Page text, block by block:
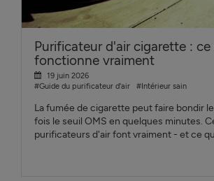
Purificateur d'air cigarette : ce
fonctionne vraiment
19 juin 2026
#Guide du purificateur d'air
#Intérieur sain
La fumée de cigarette peut faire bondir
fois le seuil OMS en quelques minutes.
purificateurs d'air font vraiment - et ce